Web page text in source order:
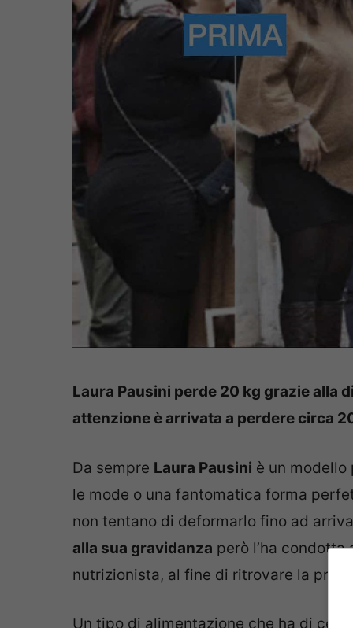
Laura Pausini perde 20 kg grazie alla
attenzione è arrivata a perdere circa
Da sempre Laura Pausini è un modello
le mode o una fantomatica forma
non tentano di deformarlo fino ad
alla sua gravidanza però l’ha
nutrizionista, al fine di ritrovare la
Un tipo di alimentazione che ha di